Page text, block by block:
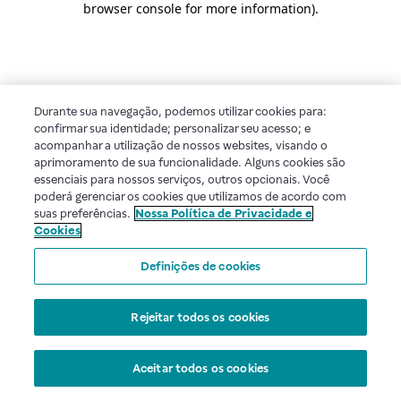
browser console for more information).
Durante sua navegação, podemos utilizar cookies para:
confirmar sua identidade; personalizar seu acesso; e
acompanhar a utilização de nossos websites, visando o
aprimoramento de sua funcionalidade. Alguns cookies são
essenciais para nossos serviços, outros opcionais. Você
poderá gerenciar os cookies que utilizamos de acordo com
suas preferências. Nossa Política de Privacidade e
Cookies
Definições de cookies
Rejeitar todos os cookies
Aceitar todos os cookies